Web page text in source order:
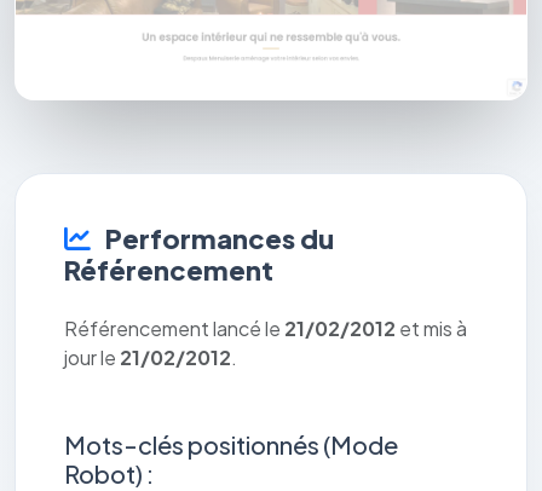
Performances du
Référencement
Référencement lancé le 21/02/2012 et mis à
jour le 21/02/2012.
Mots-clés positionnés (Mode
Robot) :